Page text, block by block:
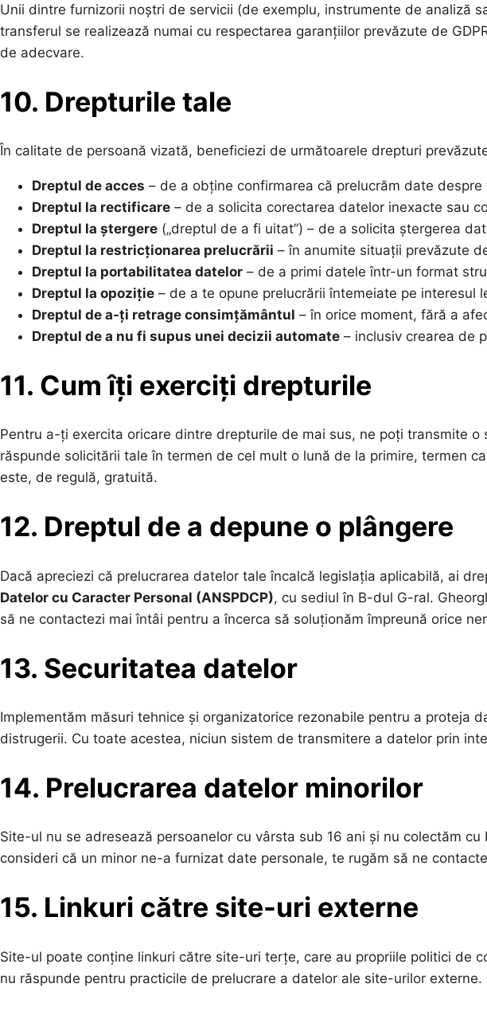
Unii dintre furnizorii noștri de servicii (de exemplu, instrumente de analiză
transferul se realizează numai cu respectarea garanțiilor prevăzute de
de adecvare.
10. Drepturile tale
În calitate de persoană vizată, beneficiezi de următoarele drepturi
Dreptul de acces – de a obține confirmarea că prelucrăm date
Dreptul la rectificare – de a solicita corectarea datelor inexacte sau
Dreptul la ștergere („dreptul de a fi uitat”) – de a solicita ștergerea
Dreptul la restricționarea prelucrării – în anumite situații prevăzute
Dreptul la portabilitatea datelor – de a primi datele într-un format
Dreptul la opoziție – de a te opune prelucrării întemeiate pe interesul
Dreptul de a-ți retrage consimțământul – în orice moment, fără a
Dreptul de a nu fi supus unei decizii automate – inclusiv crearea de
11. Cum îți exerciți drepturile
Pentru a-ți exercita oricare dintre drepturile de mai sus, ne poți transmite o
răspunde solicitării tale în termen de cel mult o lună de la primire, termen
este, de regulă, gratuită.
12. Dreptul de a depune o plângere
Dacă apreciezi că prelucrarea datelor tale încalcă legislația aplicabilă, ai
Datelor cu Caracter Personal (ANSPDCP), cu sediul în B-dul G-ral.
să ne contactezi mai întâi pentru a încerca să soluționăm împreună orice
13. Securitatea datelor
Implementăm măsuri tehnice și organizatorice rezonabile pentru a proteja
distrugerii. Cu toate acestea, niciun sistem de transmitere a datelor prin
14. Prelucrarea datelor minorilor
Site-ul nu se adresează persoanelor cu vârsta sub 16 ani și nu colectăm
consideri că un minor ne-a furnizat date personale, te rugăm să ne
15. Linkuri către site-uri externe
Site-ul poate conține linkuri către site-uri terțe, care au propriile politici de
nu răspunde pentru practicile de prelucrare a datelor ale site-urilor externe.